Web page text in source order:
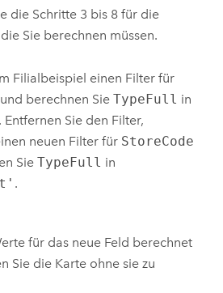
die Schritte 3 bis 8 für die
Sie berechnen müssen.
Filialbeispiel einen Filter für
berechnen Sie TypeFull in
. Entfernen Sie den Filter,
neuen Filter für StoreCode
Sie TypeFull in
.
für das neue Feld berechnet
Sie die Karte ohne sie zu